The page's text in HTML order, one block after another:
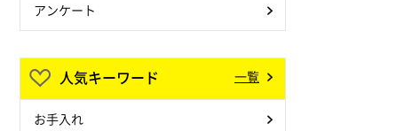
アンケート
人気キーワード 一覧
お手入れ